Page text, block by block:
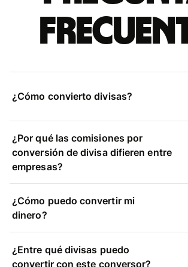
¿Cómo convierto divisas?
¿Por qué las comisiones por
conversión de divisa difieren entre
empresas?
¿Cómo puedo convertir mi
dinero?
¿Entre qué divisas puedo
convertir con este conversor?